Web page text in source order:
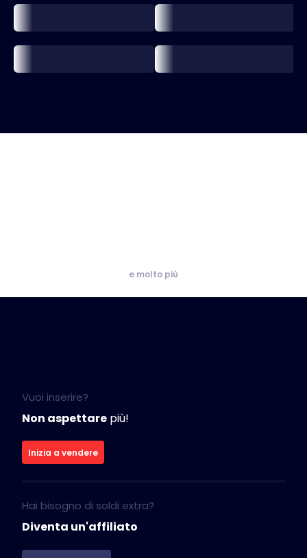
e molto più
Vuoi inserire?
Non aspettare più!
Inizia a vendere
Hai bisogno di soldi extra?
Diventa un'affiliato